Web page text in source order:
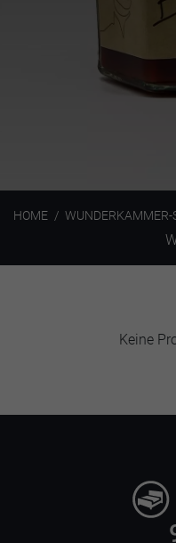
HOME WUNDERKAMMER-
Keine